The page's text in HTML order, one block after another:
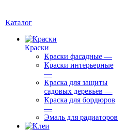
Каталог
Краски
Краски фасадные —
Краски интерьерные
—
Краска для защиты
садовых деревьев —
⁠Краска для бордюров
—
Эмаль для радиаторов